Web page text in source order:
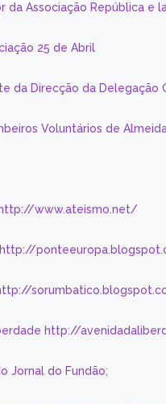
da Associação República e
25 de Abril
da Direcção da Delegação
Voluntários de
www.ateismo.net/
http://
http://
Jornal do Fundão;